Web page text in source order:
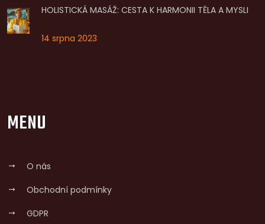
HOLISTICKÁ MASÁŽ: CESTA K HARMONII TĚLA A MYSLI
14 srpna 2023
MENU
O nás
Obchodní podmínky
GDPR